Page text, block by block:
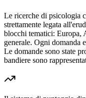
Le ricerche di psicologia
strettamente legata
blocchi tematici: Europa,
generale. Ogni domanda
Le domande sono state
bandiere sono